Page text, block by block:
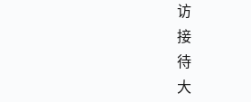
访
接
待
大